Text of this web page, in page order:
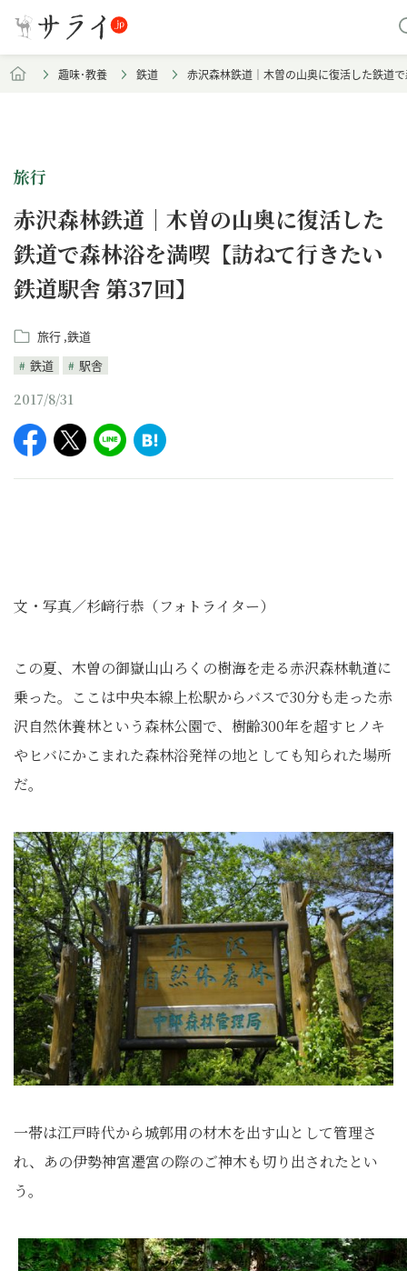
趣味･教養 鉄道 赤沢森林鉄道｜木曽の山奥に復活した鉄道
旅行
赤沢森林鉄道｜木曽の山奥に復活した
鉄道で森林浴を満喫【訪ねて行きたい
鉄道駅舎 第37回】
旅行 鉄道
鉄道
駅舎
2017/8/31
文・写真／杉﨑行恭（フォトライター）
この夏、木曽の御嶽山山ろくの樹海を走る赤沢森林軌道に
乗った。ここは中央本線上松駅からバスで30分も走った赤
沢自然休養林という森林公園で、樹齢300年を超すヒノキ
やヒバにかこまれた森林浴発祥の地としても知られた場所
だ。
一帯は江戸時代から城郭用の材木を出す山として管理さ
れ、あの伊勢神宮遷宮の際のご神木も切り出されたとい
う。